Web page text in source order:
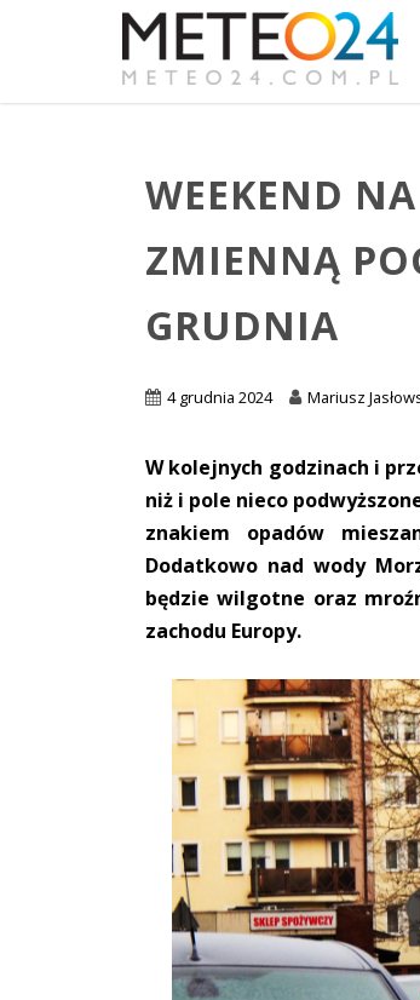
WEEKEND
ZMIENNĄ
GRUDNIA
4 grudnia 2024 Mariusz
W kolejnych godzinach i
niż i pole nieco
znakiem opadów
Dodatkowo nad wody
będzie wilgotne oraz
zachodu Europy.